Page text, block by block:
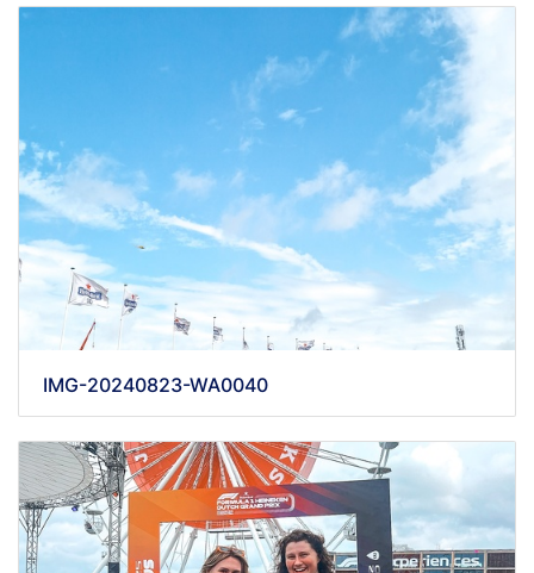
IMG-20240823-WA0040